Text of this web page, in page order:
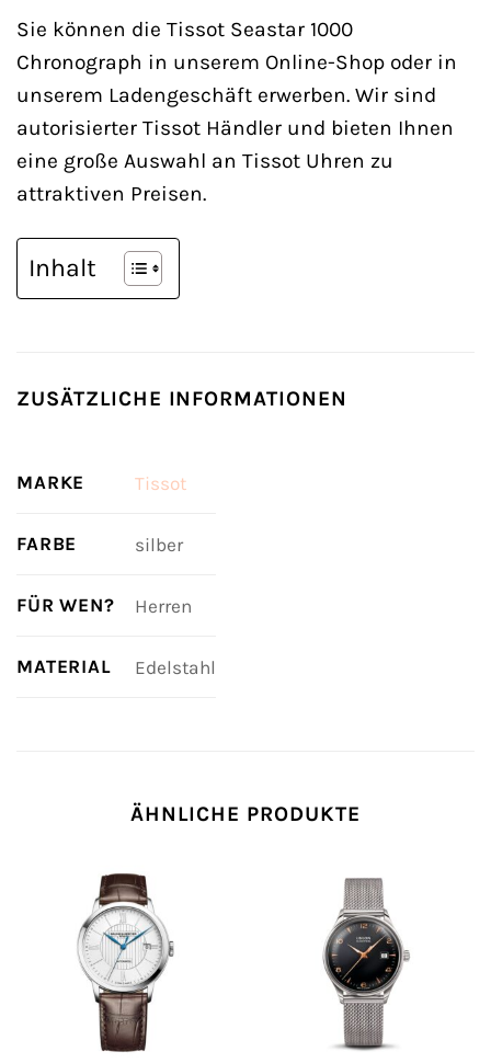
Sie können die Tissot Seastar 1000
Chronograph in unserem Online-Shop oder in
unserem Ladengeschäft erwerben. Wir sind
autorisierter Tissot Händler und bieten Ihnen
eine große Auswahl an Tissot Uhren zu
attraktiven Preisen.
Inhalt
ZUSÄTZLICHE INFORMATIONEN
MARKE Tissot
FARBE silber
FÜR WEN? Herren
MATERIAL Edelstahl
ÄHNLICHE PRODUKTE